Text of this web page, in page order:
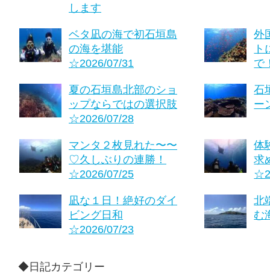
します
ベタ凪の海で初石垣島
の海を堪能
☆2026/07/31
外
ト
で
夏の石垣島北部のショ
ップならではの選択肢
☆2026/07/28
石
ー
マンタ２枚見れた〜〜
♡久しぶりの連勝！
☆2026/07/25
体
求
凪な１日！絶好のダイ
ビング日和
☆2026/07/23
北
む
◆日記カテゴリー